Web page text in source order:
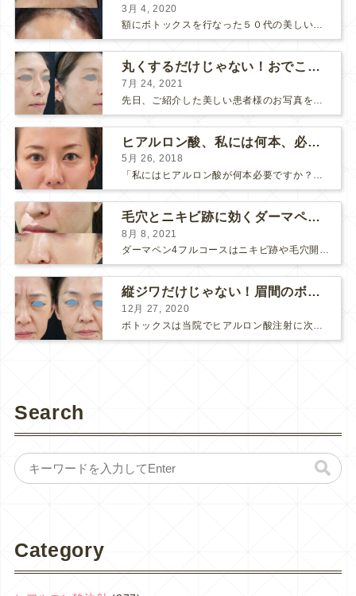
3月 4, 2020
額にボトックスを行なった５０代の美しい女性です。 エイジングとともに横ジワが目立つようになって、 キメが乱れてツヤが無くなってきます。 ボトックスを額に注射すると 横ジワが目立たなくな...
丸くするだけじゃない！おでこのヒアルロン酸注射
7月 24, 2021
ヒアルロン酸、私には何本、必要ですか？
5月 26, 2018
「私にはヒアルロン酸が何本必要ですか？」 診察の時によく聞かれますが、なかなか難しい質問です。 どこまでこだわってキレイにしたいかによって 使うヒアルロン酸の量が変わるからです。 前回もご紹介させ...
毛穴とニキビ跡に効くダーマペン４フルコース
8月 8, 2021
ダーマペン4フルコースはニキビ跡や毛穴開きで悩まれている方に自信を持ってお勧めできる美肌治療です。 ↑ ダーマペン4フルコースを4回行いました。 ニキビ跡と毛穴開きが改善して肌のキメが整いまし...
縦ジワだけじゃない！眉間のボトックス注射
12月 27, 2020
Search
Category